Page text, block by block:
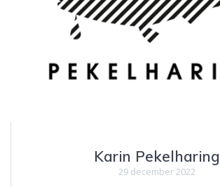
Karin Pekelharing
29 december 2022